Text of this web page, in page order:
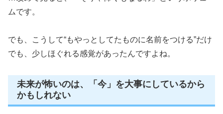
ムです。
でも、こうして“もやっとしてたものに名前をつける”だけ
でも、少しほぐれる感覚があったんですよね。
未来が怖いのは、「今」を大事にしているから
かもしれない